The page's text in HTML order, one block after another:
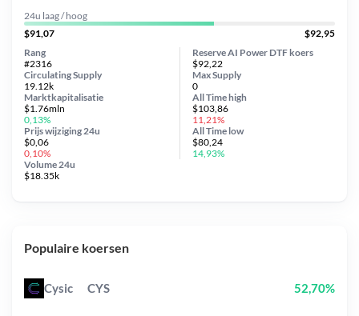
24u laag / hoog
$91,07
$92,95
Reserve AI Power DTF koers
$92,22
Circulating Supply
19.12k
Prijs wijziging 24u
$0,06
0,10%
Max Supply
0
Marktkapitalisatie
$1.76mln
0,13%
Volume 24u
$18.35k
Rang
#2316
All Timehigh
$103,86
11,21%
All Time low
$80,24
14,93%
Populaire koersen
Cysic CYS 52,70%